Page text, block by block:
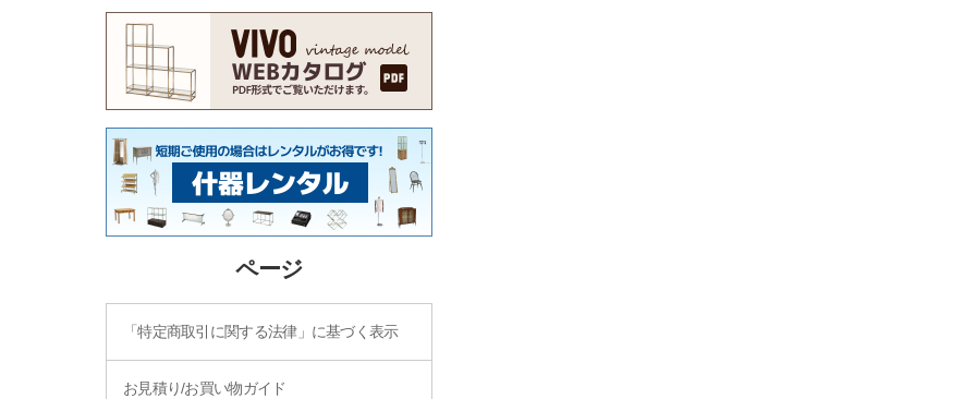
ページ
「特定商取引に関する法律」に基づく表示
お見積り/お買い物ガイド